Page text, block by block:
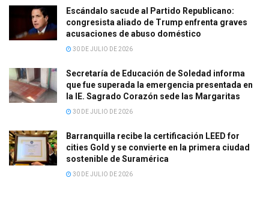
Escándalo sacude al Partido Republicano:
congresista aliado de Trump enfrenta graves
acusaciones de abuso doméstico
30 DE JULIO DE 2026
Secretaría de Educación de Soledad informa
que fue superada la emergencia presentada en
la IE. Sagrado Corazón sede las Margaritas
30 DE JULIO DE 2026
Barranquilla recibe la certificación LEED for
cities Gold y se convierte en la primera ciudad
sostenible de Suramérica
30 DE JULIO DE 2026